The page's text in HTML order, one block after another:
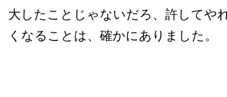
大したことじゃないだろ、許してや
くなることは、確かにありました。